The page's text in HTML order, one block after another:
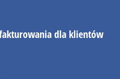
dla klientów